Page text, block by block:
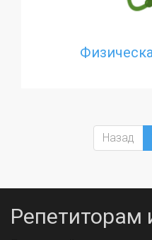
Назад
Репетиторам